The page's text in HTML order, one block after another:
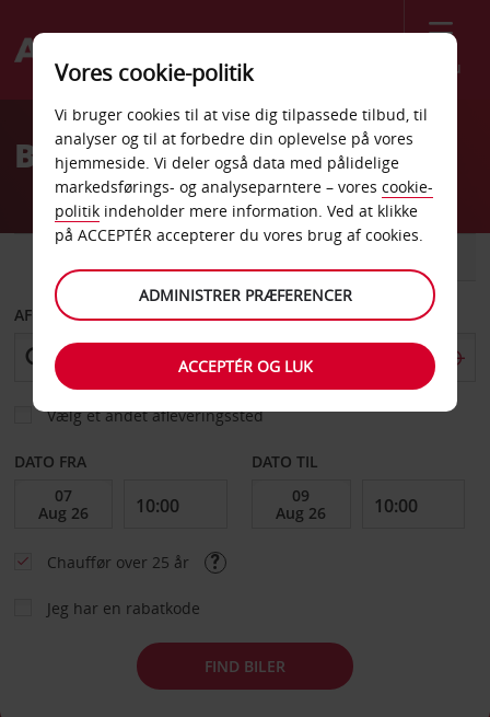
Menu
Welcome
AvisBilleje Springfield
AFHENT FRA
Vælg et andet afleveringssted
DATO FRA DATO TIL
Chauffør over 25 år
Jeg har en rabatkode
FIND BILER
Vores cookie-politik
Vi bruger cookies til at vise dig tilpassede tilbud, til
analyser og til at forbedre din oplevelse på vores
hjemmeside. Vi deler også data med pålidelige
markedsførings- og analyseparntere – vores cookie-
politik indeholder mere information. Ved at klikke
på ACCEPTÉR accepterer du vores brug af cookies.
ADMINISTRER PRÆFERENCER
ACCEPTÉR OG LUK